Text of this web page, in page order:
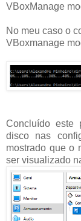
VBoxManage
No meu caso o
VBoxmanage
Concluído este
disco nas
mostrado que o
ser visualizado